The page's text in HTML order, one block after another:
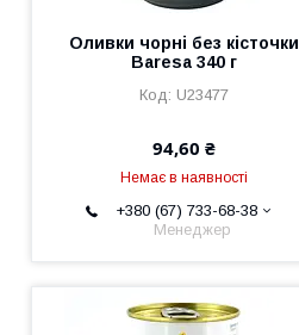
Оливки чорні без кісточки
Baresa 340 г
U23477
94,60 ₴
Немає в наявності
+380 (67) 733-68-38
Менеджер